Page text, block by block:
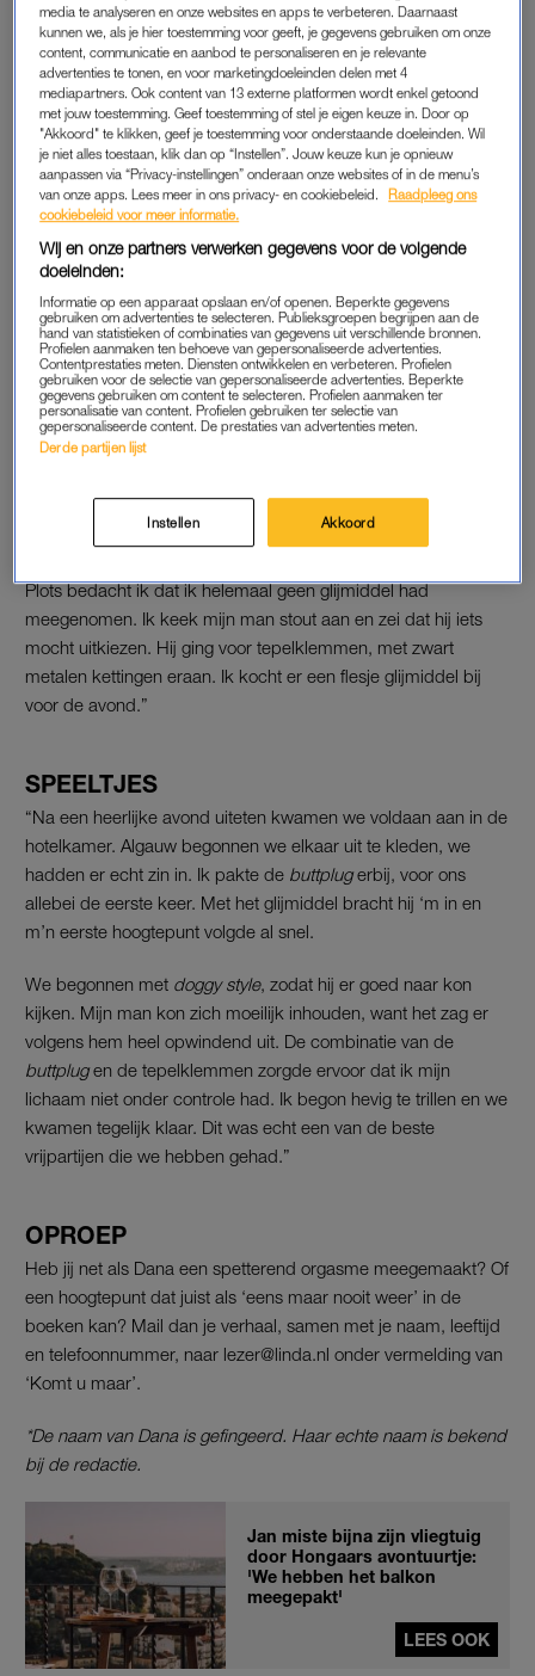
Hoe?
Verschillende standjes
Waar?
Hotelkamer
DANA: ‘STIEKEM EEN SPEELTJE MEE’
“Samen met mijn man ging ik een weekend weg voor ons
jubileum. We pakten uit: we hadden gereserveerd bij een
sterrenrestaurant, namen onze mooiste kleren mee én ik had
stiekem een speeltje meegenomen.
Om mijn man te verrassen had ik een zwartebuttplugbesteld.
Op de achterkant pronkt een diamant. Lekker ordinair, dacht
ik.”
SEKSSHOP
Plots bedacht ik dat ik helemaal geen glijmiddel had
meegenomen. Ik keek mijn man stout aan en zei dat hij iets
mocht uitkiezen. Hij ging voor tepelklemmen, met zwart
metalen kettingen eraan. Ik kocht er een flesje glijmiddel bij
voor de avond.”
SPEELTJES
“Na een heerlijke avond uiteten kwamen we voldaan aan in de
hotelkamer. Algauw begonnen we elkaar uit te kleden, we
hadden er echt zin in. Ik pakte de buttplugerbij, voor ons
allebei de eerste keer. Met het glijmiddel bracht hij ‘m in en
m’n eerste hoogtepunt volgde al snel.
We begonnen met doggy style, zodat hij er goed naar kon
kijken. Mijn man kon zich moeilijk inhouden, want het zag er
volgens hem heel opwindend uit. De combinatie van de
buttplugen de tepelklemmen zorgde ervoor dat ik mijn
lichaam niet onder controle had. Ik begon hevig te trillen en we
kwamen tegelijk klaar. Dit was echt een van de beste
vrijpartijen die we hebben gehad.”
OPROEP
Heb jij net als Dana een spetterend orgasme meegemaakt? Of
een hoogtepunt dat juist als ‘eens maar nooit weer’ in de
boeken kan? Mail dan je verhaal, samen met je naam, leeftijd
en telefoonnummer, naar lezer@linda.nl onder vermelding van
‘Komt u maar’.
*De naam van Dana is gefingeerd. Haar echte naam is bekend
bij de redactie.
Jan miste bijna zijn vliegtuig
door Hongaars avontuurtje:
'We hebben het balkon
meegepakt'
LEES OOK
media te analyseren en onze websites en apps te verbeteren. Daarnaast
kunnen we, als je hier toestemming voor geeft, je gegevens gebruiken om onze
content, communicatie en aanbod te personaliseren en je relevante
advertenties te tonen, en voor marketingdoeleinden delen met 4
mediapartners. Ook content van 13 externe platformen wordt enkel getoond
met jouw toestemming. Geef toestemming of stel je eigen keuze in. Door op
"Akkoord" te klikken, geef je toestemming voor onderstaande doeleinden. Wil
je niet alles toestaan, klik dan op “Instellen”. Jouw keuze kun je opnieuw
aanpassen via “Privacy-instellingen” onderaan onze websites of in de menu’s
van onze apps. Lees meer in ons privacy- en cookiebeleid.
Raadpleeg ons
cookiebeleid voor meer informatie.
Wij en onze partners verwerken gegevens voor de volgende
doeleinden:
Informatie op een apparaat opslaan en/of openen. Beperkte gegevens
gebruiken om advertenties te selecteren. Publieksgroepen begrijpen aan de
hand van statistieken of combinaties van gegevens uit verschillende bronnen.
Profielen aanmaken ten behoeve van gepersonaliseerde advertenties.
Contentprestaties meten. Diensten ontwikkelen en verbeteren. Profielen
gebruiken voor de selectie van gepersonaliseerde advertenties. Beperkte
gegevens gebruiken om content te selecteren. Profielen aanmaken ter
personalisatie van content. Profielen gebruiken ter selectie van
gepersonaliseerde content. De prestaties van advertenties meten.
Derde partijen lijst
Instellen Akkoord